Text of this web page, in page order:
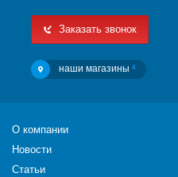
Заказать звонок
наши магазины 4
О компании
Новости
Статьи